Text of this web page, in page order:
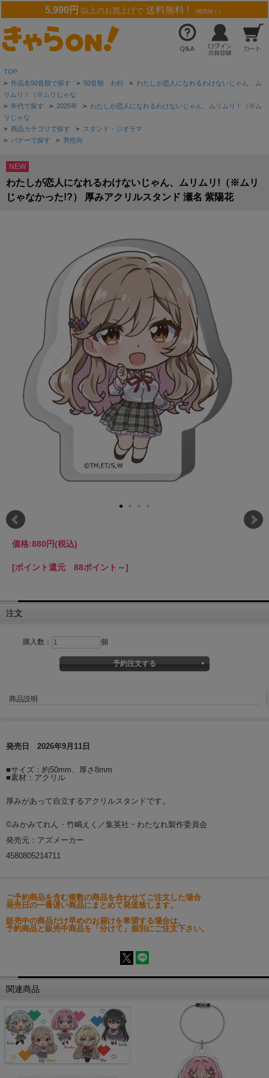
5,990円 以上のお買上げで 送料無料 ! （離島除く）
TOP
> 作品名50音順で探す > 50音順 わ行 > わたしが恋人になれるわけないじゃん、ム
リムリ！（※ムリじゃな
> 年代で探す > 2025年 > わたしが恋人になれるわけないじゃん、ムリムリ！（※ム
リじゃな
> 商品カテゴリで探す > スタンド・ジオラマ
> バナーで探す > 男性向
NEW
わたしが恋人になれるわけないじゃん、ムリムリ!（※ムリ
じゃなかった!?） 厚みアクリルスタンド 瀬名 紫陽花
価格:880円(税込)
[ポイント還元 88ポイント～]
注文
購入数： 個
商品説明
発売日 2026年9月11日
■サイズ：約50mm、厚さ8mm
■素材：アクリル
厚みがあって自立するアクリルスタンドです。
©みかみてれん・竹嶋えく／集英社・わたなれ製作委員会
発売元：アズメーカー
4580805214711
ご予約商品を含む複数の商品を合わせてご注文した場合
発売日の一番遅い商品にまとめて発送致します。
販売中の商品だけ早めのお届けを希望する場合は、
予約商品と販売中商品を「分けて」個別にご注文下さい。
関連商品